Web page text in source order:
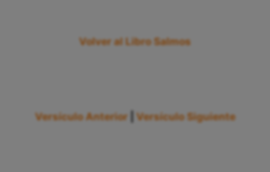
Volver al Libro Salmos
Versículo Anterior Versículo Siguiente